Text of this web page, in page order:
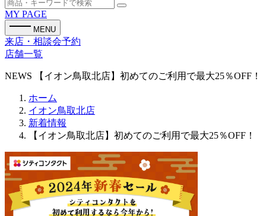
MY PAGE
MENU
来店・相談会予約
店舗一覧
NEWS 【イオン鳥取北店】初めてのご利用で最大25％OFF！
ホーム
イオン鳥取北店
新着情報
【イオン鳥取北店】初めてのご利用で最大25％OFF！